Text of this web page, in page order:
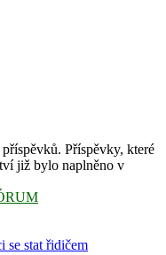
Příspěvky, které
již bylo naplněno v
se stat řidičem